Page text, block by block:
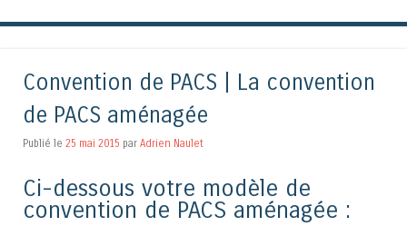
Convention de PACS | La convention
de PACS aménagée
Publié le 25 mai 2015 par Adrien Naulet
Ci-dessous votre modèle de
convention de PACS aménagée :